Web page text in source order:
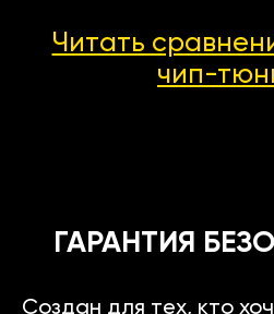
Читать
чип-
ГАРАНТИЯ
Создан для тех, кто